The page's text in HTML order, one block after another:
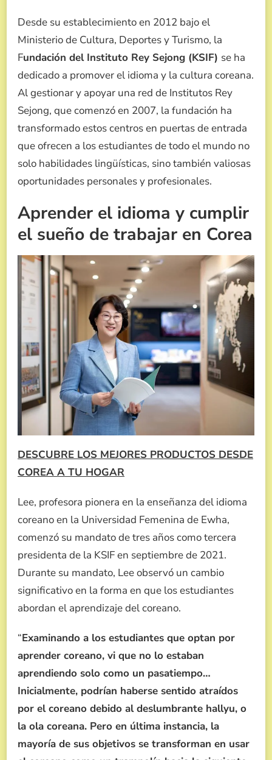
Desde su establecimiento en 2012 bajo el
Ministerio de Cultura, Deportes y Turismo, la
Fundación del Instituto Rey Sejong (KSIF) se ha
dedicado a promover el idioma y la cultura coreana.
Al gestionar y apoyar una red de Institutos Rey
Sejong, que comenzó en 2007, la fundación ha
transformado estos centros en puertas de entrada
que ofrecen a los estudiantes de todo el mundo no
solo habilidades lingüísticas, sino también valiosas
oportunidades personales y profesionales.
Aprender el idioma y cumplir
el sueño de trabajar en Corea
DESCUBRE LOS MEJORES PRODUCTOS DESDE
COREA A TU HOGAR
Lee, profesora pionera en la enseñanza del idioma
coreano en la Universidad Femenina de Ewha,
comenzó su mandato de tres años como tercera
presidenta de la KSIF en septiembre de 2021.
Durante su mandato, Lee observó un cambio
significativo en la forma en que los estudiantes
abordan el aprendizaje del coreano.
“Examinando a los estudiantes que optan por
aprender coreano, vi que no lo estaban
aprendiendo solo como un pasatiempo…
Inicialmente, podrían haberse sentido atraídos
por el coreano debido al deslumbrante hallyu, o
la ola coreana. Pero en última instancia, la
mayoría de sus objetivos se transforman en usar